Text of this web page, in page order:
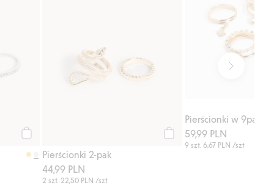
Pierścionki 2-pak
44,99 PLN
2 szt. 22,50 PLN /szt
Pierścionki w 9paku
59,99 PLN
9 szt. 6,67 PLN /szt